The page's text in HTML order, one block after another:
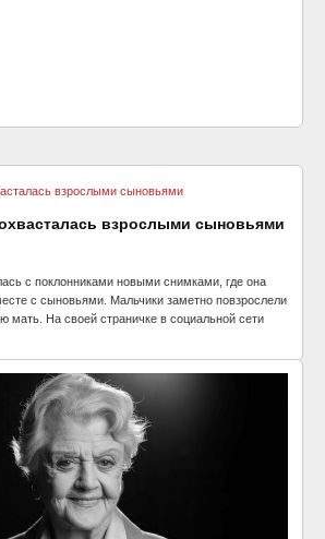
взрослыми сыновьями
с поклонниками новыми снимками, где она
с сыновьями. Мальчики заметно повзрослели
мать. На своей страничке в социальной сети